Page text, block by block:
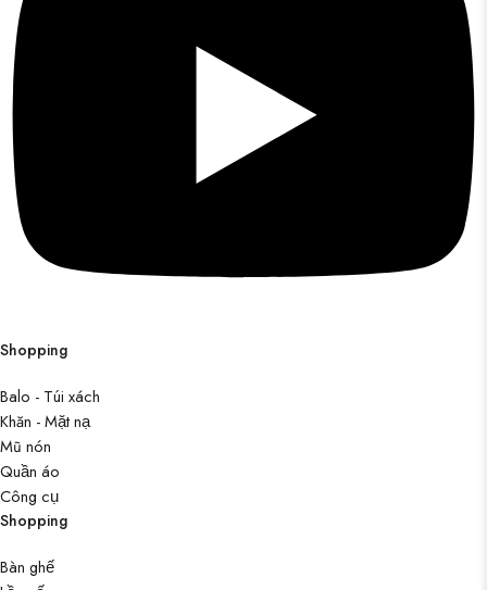
Shopping
Balo - Túi xách
Khăn - Mặt nạ
Mũ nón
Quần áo
Công cụ
Shopping
Bàn ghế